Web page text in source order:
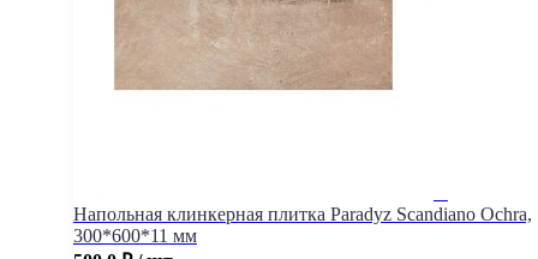
Напольная клинкерная плитка Paradyz Scandiano Ochra,
300*600*11 мм